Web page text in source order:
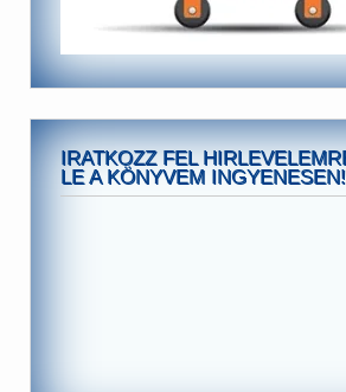
IRATKOZZ FEL
LE A KÖNYVEM INGYENESEN!